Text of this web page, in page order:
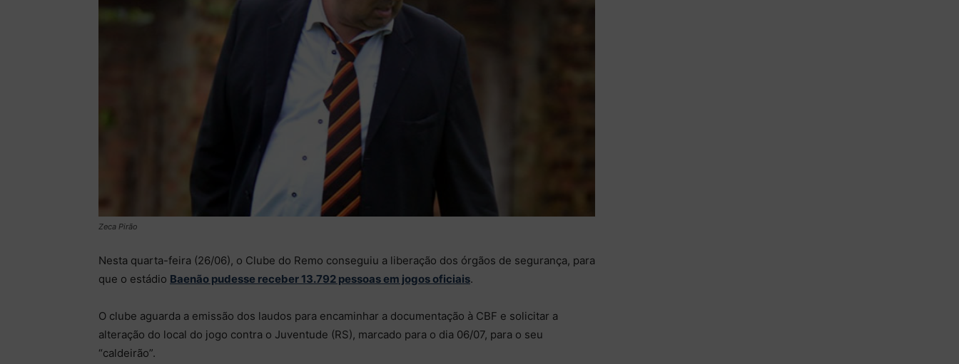
Zeca Pirão
Nesta quarta-feira (26/06), o Clube do Remo conseguiu a liberação dos órgãos de segurança, para
que o estádio Baenão pudesse receber 13.792 pessoas em jogos oficiais.
O clube aguarda a emissão dos laudos para encaminhar a documentação à CBF e solicitar a
alteração do local do jogo contra o Juventude (RS), marcado para o dia 06/07, para o seu
“caldeirão”.